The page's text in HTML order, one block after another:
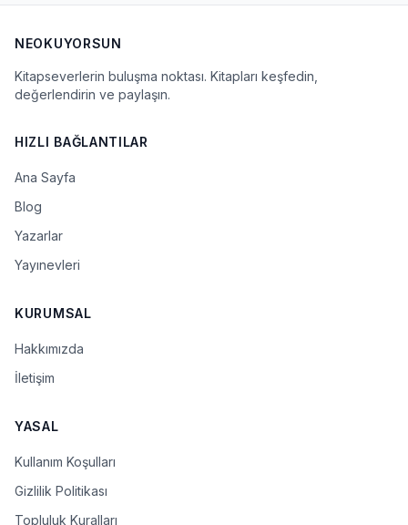
NEOKUYORSUN
Kitapseverlerin buluşma noktası. Kitapları keşfedin,
değerlendirin ve paylaşın.
HIZLI BAĞLANTILAR
Ana Sayfa
Blog
Yazarlar
Yayınevleri
KURUMSAL
Hakkımızda
İletişim
YASAL
Kullanım Koşulları
Gizlilik Politikası
Topluluk Kuralları